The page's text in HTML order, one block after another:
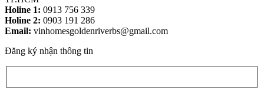
Holine 1: 0913 756 339
Holine 2: 0903 191 286
Email: vinhomesgoldenriverbs@gmail.com
Đăng ký nhận thông tin